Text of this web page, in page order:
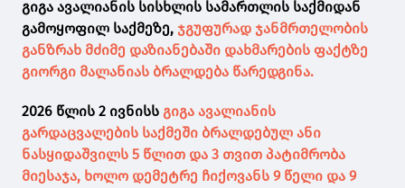
გიგა ავალიანის სისხლის სამართლის საქმიდან
გამოყოფილ საქმეზე, ჯგუფურად ჯანმრთელობის
განზრახ მძიმე დაზიანებაში დახმარების ფაქტზე
გიორგი მალანიას ბრალდება წარედგინა.
2026 წლის 2 ივნისს გიგა ავალიანის
გარდაცვალების საქმეში ბრალდებულ ანი
ნასყიდაშვილს 5 წლით და 3 თვით პატიმრობა
მიესაჯა, ხოლო დემეტრე ჩიქოვანს 9 წელი და 9